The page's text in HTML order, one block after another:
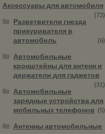
Аксессуары для автомобиля
(72)
Разветвители гнезда
прикуривателя в
автомобиль
(6)
Автомобильные
кронштейны для антенн и
держатели для гаджетов
(31)
Автомобильные
зарядные устройства для
мобильных телефонов (5)
Антенны автомобильные